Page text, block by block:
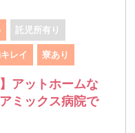
託児所有り
レイ 寮あり
アットホームな
ミックス病院で